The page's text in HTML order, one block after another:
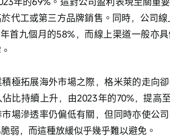
代工或第三方品牌銷售。同時，公司
首九個月的58%，而線上渠道一般亦
極拓展海外市場之際，格米萊的走向卻
比持續上升，由2023年的70%，提高
場滲透率仍偏低有關，但同時亦使公
弱，而這種放緩似乎幾乎難以避免。